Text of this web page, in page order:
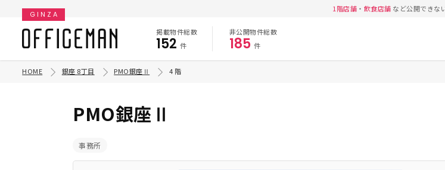
1階店舗 ・ 飲食店舗 など公開できな
GINZA
掲載物件総数
152 件
非公開物件総数
185 件
HOME 銀座 8丁目 PMO銀座Ⅱ 4 階
PMO銀座Ⅱ
事務所